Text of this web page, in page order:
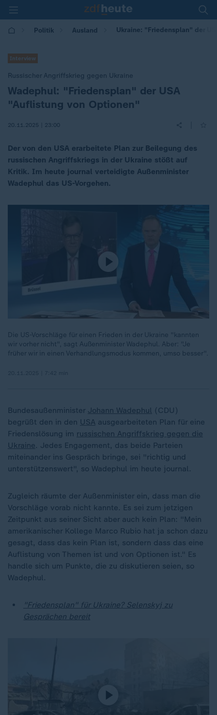
Politik Ausland Ukraine: "Friedensplan" der
Interview
Russischer Angriffskrieg gegen Ukraine
:
Wadephul: "Friedensplan" der USA
"Auflistung von Optionen"
20.11.2025 | 23:00
Der von den USA erarbeitete Plan zur Beilegung des
russischen Angriffskriegs in der Ukraine stößt auf
Kritik. Im heute journal verteidigte Außenminister
Wadephul das US-Vorgehen.
Die US-Vorschläge für einen Frieden in der Ukraine "kannten
wir vorher nicht", sagt Außenminister Wadephul. Aber: "Je
früher wir in einen Verhandlungsmodus kommen, umso besser".
Bundesaußenminister Johann Wadephul (CDU)
begrüßt den in den USA ausgearbeiteten Plan für eine
Friedenslösung im russischen Angriffskrieg gegen die
Ukraine. Jedes Engagement, das beide Parteien
miteinander ins Gespräch bringe, sei "richtig und
unterstützenswert", so Wadephul im heute journal.
Zugleich räumte der Außenminister ein, dass man die
Vorschläge vorab nicht kannte. Es sei zum jetzigen
Zeitpunkt aus seiner Sicht aber auch kein Plan: "Mein
amerikanischer Kollege Marco Rubio hat ja schon dazu
gesagt, dass das kein Plan ist, sondern dass das eine
Auflistung von Themen ist und von Optionen ist." Es
handle sich um Punkte, die zu diskutieren seien, so
Wadephul.
"Friedensplan" für Ukraine? Selenskyj zu
Gesprächen bereit